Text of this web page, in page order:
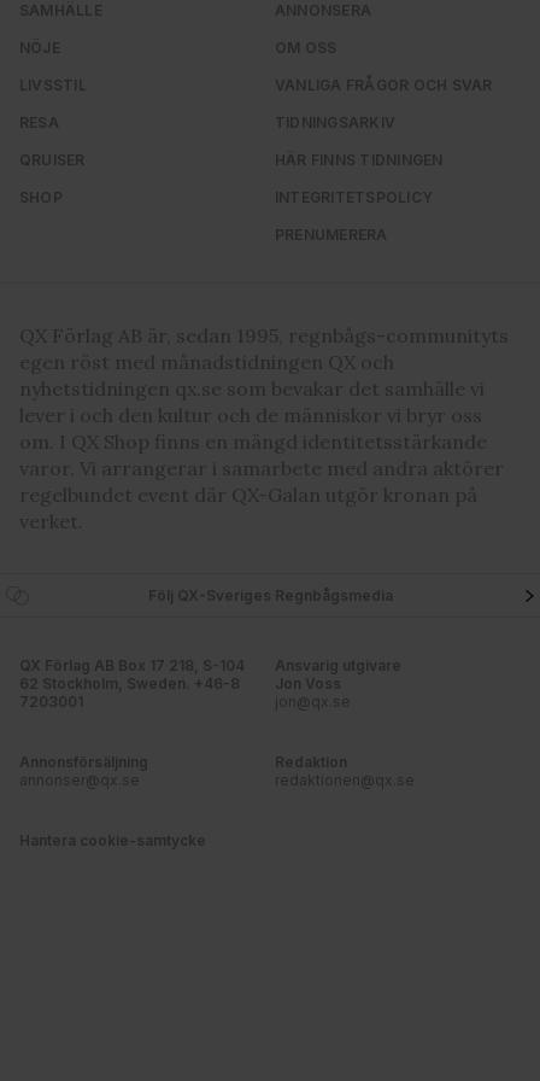
SAMHÄLLE
NÖJE
LIVSSTIL
RESA
QRUISER
SHOP
ANNONSERA
OM OSS
VANLIGA FRÅGOR OCH SVAR
TIDNINGSARKIV
HÄR FINNS TIDNINGEN
INTEGRITETSPOLICY
PRENUMERERA
QX Förlag AB är, sedan 1995, regnbågs-communityts
egen röst med månadstidningen QX och
nyhetstidningen qx.se som bevakar det samhälle vi
lever i och den kultur och de människor vi bryr oss
om. I QX Shop finns en mängd identitetsstärkande
varor. Vi arrangerar i samarbete med andra aktörer
regelbundet event där QX-Galan utgör kronan på
verket.
Följ QX-Sveriges Regnbågsmedia
QX Förlag AB Box 17 218, S-104
62 Stockholm, Sweden. +46-8
7203001
Ansvarig utgivare
Jon Voss
jon@qx.se
Annonsförsäljning
annonser@qx.se
Redaktion
redaktionen@qx.se
Hantera cookie-samtycke